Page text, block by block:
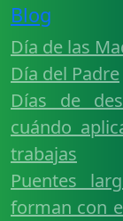
Blog
Día de las
Día del Padre
Días de
cuándo
trabajas
Puentes
forman con